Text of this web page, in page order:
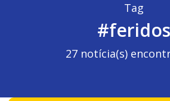
Tag
#feridos
27 notícia(s)